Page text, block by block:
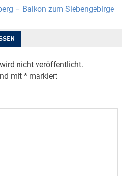
– Balkon zum Siebengebirge
nicht veröffentlicht.
mit* markiert